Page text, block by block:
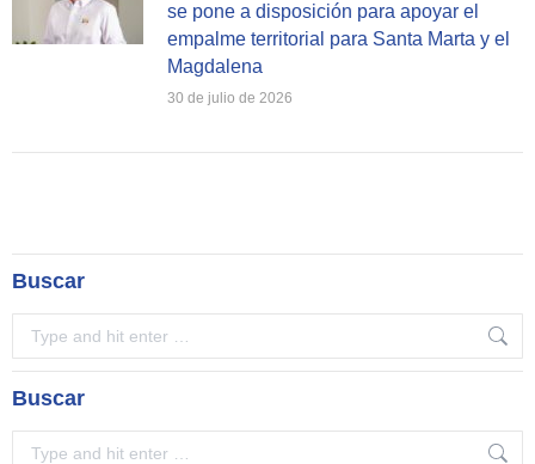
se pone a disposición para apoyar el
empalme territorial para Santa Marta y el
Magdalena
30 de julio de 2026
Buscar
Buscar